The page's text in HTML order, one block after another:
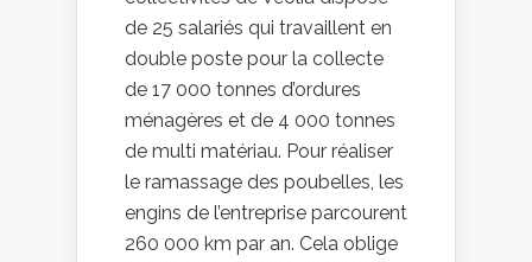
de 25 salariés qui travaillent en
double poste pour la collecte
de 17 000 tonnes d’ordures
ménagères et de 4 000 tonnes
de multi matériau. Pour réaliser
le ramassage des poubelles, les
engins de l’entreprise parcourent
260 000 km par an. Cela oblige